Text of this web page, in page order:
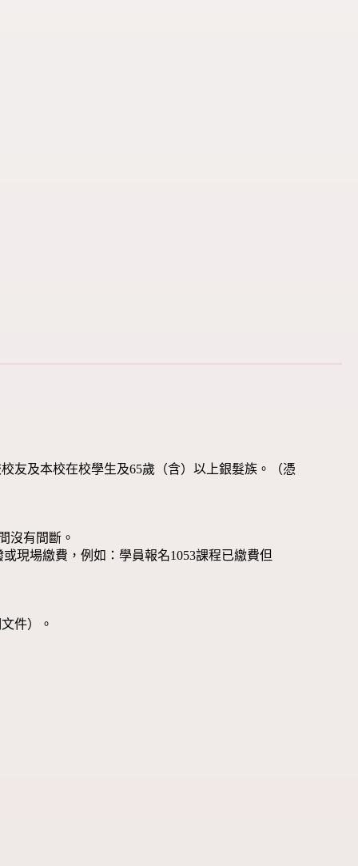
友及本校在校學生及65歲（含）以上銀髮族。（憑
沒有間斷。
現場繳費，例如：學員報名1053課程已繳費但
件）。